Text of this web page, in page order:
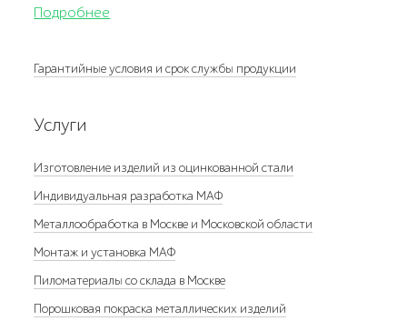
Подробнее
Гарантийные условия и срок службы продукции
Услуги
Изготовление изделий из оцинкованной стали
Индивидуальная разработка МАФ
Металлообработка в Москве и Московской области
Монтаж и установка МАФ
Пиломатериалы со склада в Москве
Порошковая покраска металлических изделий